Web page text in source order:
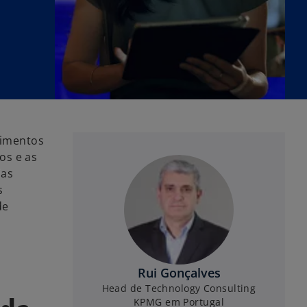
e as
Rui Gonçalves
Head de Technology Consulting
KPMG em Portugal